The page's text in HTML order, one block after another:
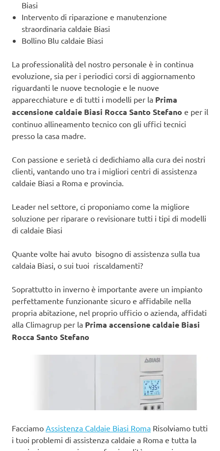
Biasi
Intervento di riparazione e manutenzione
straordinaria caldaie Biasi
Bollino Blu caldaie Biasi
La professionalità del nostro personale è in continua
evoluzione, sia per i periodici corsi di aggiornamento
riguardanti le nuove tecnologie e le nuove
apparecchiature e di tutti i modelli per la Prima
accensione caldaie Biasi Rocca Santo Stefano e per il
continuo allineamento tecnico con gli uffici tecnici
presso la casa madre.
Con passione e serietà ci dedichiamo alla cura dei nostri
clienti, vantando uno tra i migliori centri di assistenza
caldaie Biasi a Roma e provincia.
Leader nel settore, ci proponiamo come la migliore
soluzione per riparare o revisionare tutti i tipi di modelli
di caldaie Biasi
Quante volte hai avuto bisogno di assistenza sulla tua
caldaia Biasi, o sui tuoi riscaldamenti?
Soprattutto in inverno è importante avere un impianto
perfettamente funzionante sicuro e affidabile nella
propria abitazione, nel proprio ufficio o azienda, affidati
alla Climagrup per la Prima accensione caldaie Biasi
Rocca Santo Stefano
Facciamo Assistenza Caldaie Biasi Roma Risolviamo tutti
i tuoi problemi di assistenza caldaie a Roma e tutta la